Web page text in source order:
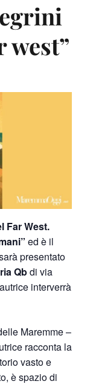
west”
Far West.
ed è il
presentato
Qbdi via
interverrà
Maremme –
racconta la
vasto e
è spazio di